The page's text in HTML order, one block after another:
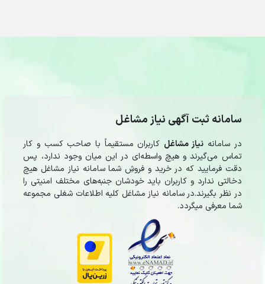
سامانه ثبت آگهی نیاز مشاغل
در سامانه نیاز مشاغل کاربران مستقیماً با صاحب کسب و کار
تماس می‌گیرند و هیچ واسطه‌ای در این میان وجود ندارد، پس
دقت فرمایید که در خرید و فروشِ شما سامانه نیاز مشاغل هیچ
دخالتی ندارد و کاربران باید خودشان جنبه‌های مختلف امنیتی را
در نظر بگیرند.در سامانه نیاز مشاغل کلیه اطلاعات شغلی مجموعه
شما معرفی میگردد.